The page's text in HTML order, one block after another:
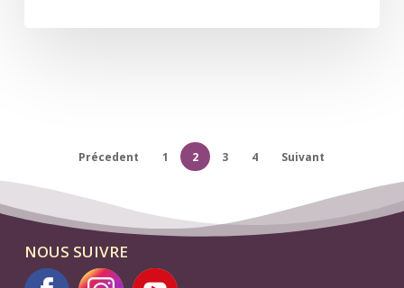
Précedent 1 2 3 4 Suivant
NOUS SUIVRE